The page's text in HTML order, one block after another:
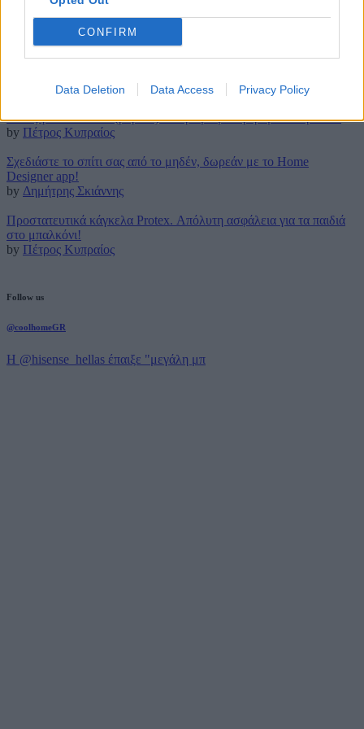
CONFIRM
Data Deletion Data Access Privacy Policy
1 Οκτωβρίου 2025
Μάρθα Κατσαρού
Τέλος για πάντα στο (βαρετό) σιδέρωμα με την ρομποτική Effie!
by Πέτρος Κυπραίος
Σχεδιάστε το σπίτι σας από το μηδέν, δωρεάν με το Home
Designer app!
by Δημήτρης Σκιάννης
Προστατευτικά κάγκελα Protex. Απόλυτη ασφάλεια για τα παιδιά
στο μπαλκόνι!
by Πέτρος Κυπραίος
Follow us
@coolhomeGR
Η @hisense_hellas έπαιξε "μεγάλη μπ